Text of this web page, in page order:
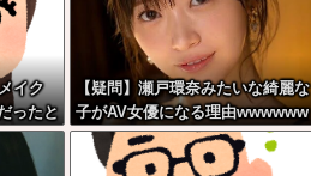
イク
ったと
【疑問】瀬戸環奈みたいな綺麗な
子がAV女優になる理由wwwwww
w